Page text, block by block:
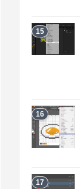
15
16
17